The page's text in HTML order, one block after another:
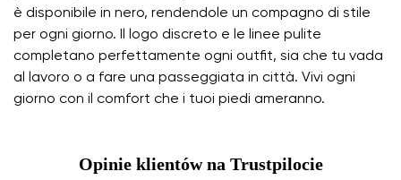
è disponibile in nero, rendendole un compagno di stile
per ogni giorno. Il logo discreto e le linee pulite
completano perfettamente ogni outfit, sia che tu vada
al lavoro o a fare una passeggiata in città. Vivi ogni
giorno con il comfort che i tuoi piedi ameranno.
Opinie klientów na Trustpilocie